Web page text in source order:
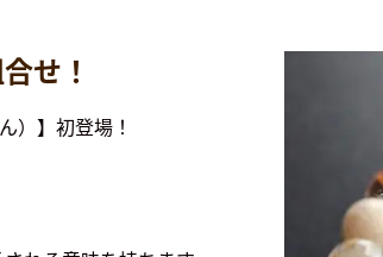
せ！
）】初登場！